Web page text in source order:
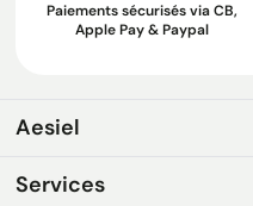
Paiements sécurisés via CB,
Apple Pay & Paypal
Aesiel
Services